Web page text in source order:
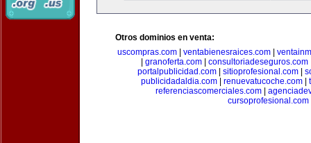
Otros dominios en venta:
uscompras.com| ventabienesraices.com|
granoferta.com| consultoriadeseguros.com
portalpublicidad.com
sitioprofesional.com
publicidadaldia.com| renuevatucoche.com|
referenciascomerciales.com
cursoprofesional.com